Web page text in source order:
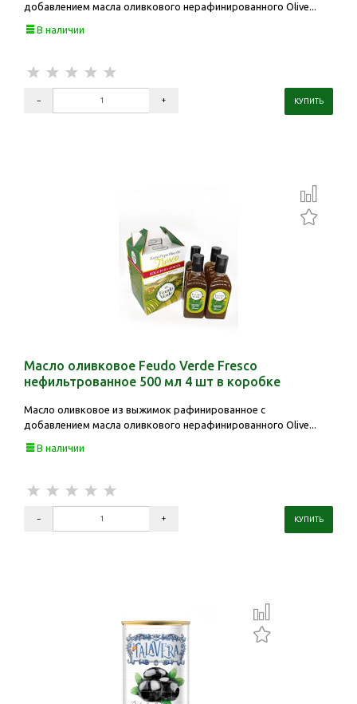
добавлением масла оливкового нерафинированного Olive...
В наличии
Масло оливковое Feudo Verde Fresco
нефильтрованное 500 мл 4 шт в коробке
Масло оливковое из выжимок рафинированное с
добавлением масла оливкового нерафинированного Olive...
В наличии